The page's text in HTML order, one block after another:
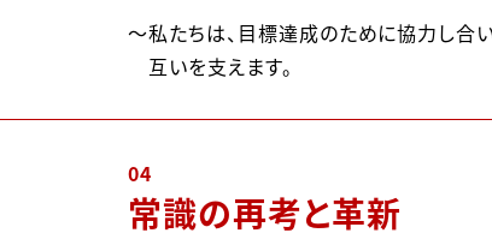
私たちは、目標達成のために協力し合い
互いを支えます。
04
常識の再考と革新